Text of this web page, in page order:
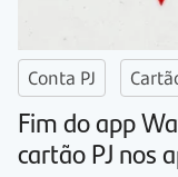
Conta PJ
Fim do app
cartão PJ nos